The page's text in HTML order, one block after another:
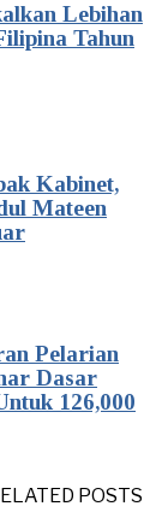
Lebihan
Tahun
Kabinet,
Mateen
Pelarian
Dasar
126,000
POSTS